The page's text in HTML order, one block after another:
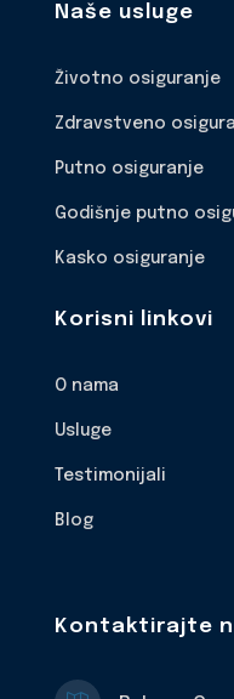
Naše usluge
Životno osiguranje
Zdravstveno
Putno osiguranje
Godišnje putno
Kasko osiguranje
Korisni linkovi
O nama
Usluge
Testimonijali
Blog
Kontaktirajte